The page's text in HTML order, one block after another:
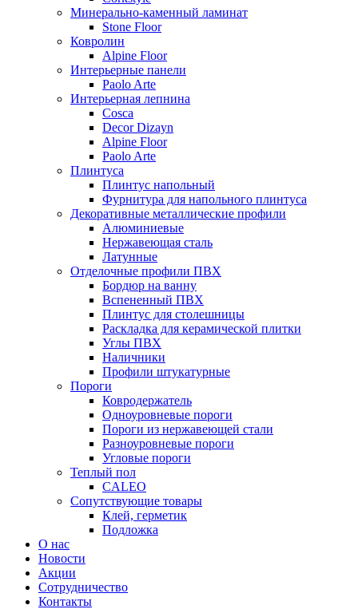
Минерально-каменный ламинат
Stone Floor
Ковролин
Alpine Floor
Интерьерные панели
Paolo Arte
Интерьерная лепнина
Cosca
Decor Dizayn
Alpine Floor
Paolo Arte
Плинтуса
Плинтус напольный
Фурнитура для напольного плинтуса
Декоративные металлические профили
Алюминиевые
Нержавеющая сталь
Латунные
Отделочные профили ПВХ
Бордюр на ванну
Вспененный ПВХ
Плинтус для столешницы
Раскладка для керамической плитки
Углы ПВХ
Наличники
Профили штукатурные
Пороги
Ковродержатель
Одноуровневые пороги
Пороги из нержавеющей стали
Разноуровневые пороги
Угловые пороги
Теплый пол
CALEO
Сопутствующие товары
Клей, герметик
Подложка
О нас
Новости
Акции
Сотрудничество
Контакты